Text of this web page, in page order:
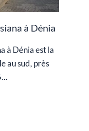
à Dénia
à Dénia est la
au sud, près